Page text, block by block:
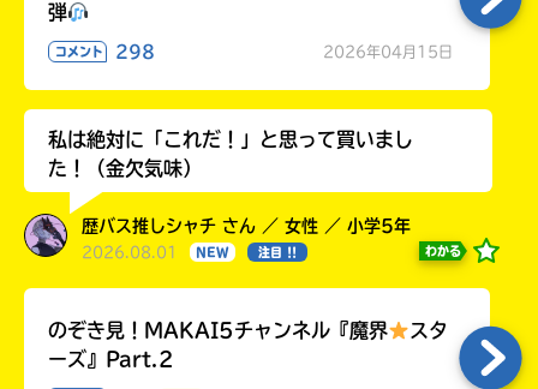
弾
コメント 298 2026年04月15日
私は絶対に「これだ！」と思って買いまし
た！（金欠気味）
歴バス推しシャチ さん ／ 女性 ／ 小学5年
2026.08.01 NEW 注目 !! わかる
のぞき見！MAKAI5チャンネル『魔界
スタ
ーズ』Part.2